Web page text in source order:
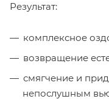
Результат:
комплексное
возвращение
смягчение и
непослушным